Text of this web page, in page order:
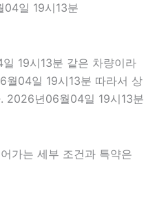
일 19시13분
19시13분 같은 차량이라
월04일 19시13분 따라서 상
2026년06월04일 19시13분
가는 세부 조건과 특약은